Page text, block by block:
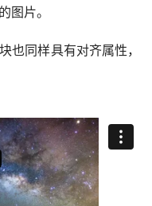
图片。
也同样具有对齐属性，